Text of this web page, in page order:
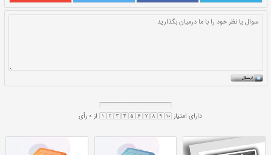
سایز و اندازه:۵۰ اینچ ۱ میل